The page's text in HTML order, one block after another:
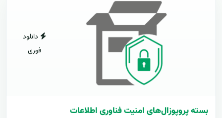
دانلود
فوری
بسته پروپوزال‌های امنیت فناوری اطلاعات